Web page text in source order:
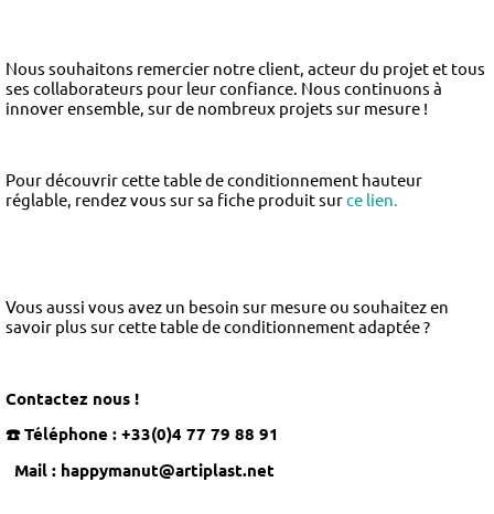
Nous souhaitons remercier notre client, acteur du projet et tous
ses collaborateurs pour leur confiance. Nous continuons à
innover ensemble, sur de nombreux projets sur mesure !
Pour découvrir cette table de conditionnement hauteur
réglable, rendez vous sur sa fiche produit surce lien.
Vous aussi vous avez un besoin sur mesure ou souhaitez en
savoir plus sur cette table de conditionnement adaptée ?
Contactez nous !
☎️ Téléphone : +33(0)4 77 79 88 91
Mail : happymanut@artiplast.net